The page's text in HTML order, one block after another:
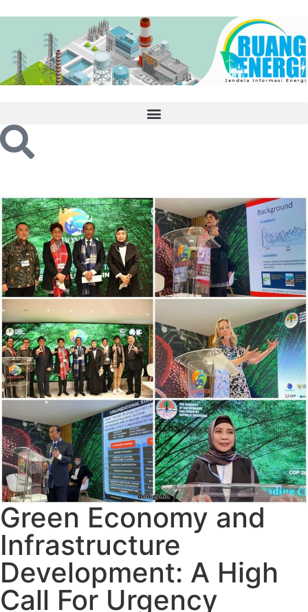
Green Economy and
Infrastructure
Development: A High
Call For Urgency